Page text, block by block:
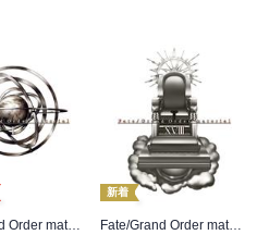
Fate/Grand Order material I
新着
Fate/Grand Order material XVIII